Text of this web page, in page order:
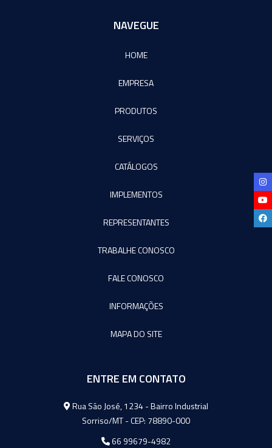
NAVEGUE
HOME
EMPRESA
PRODUTOS
SERVIÇOS
CATÁLOGOS
IMPLEMENTOS
REPRESENTANTES
TRABALHE CONOSCO
FALE CONOSCO
INFORMAÇÕES
MAPA DO SITE
ENTRE EM CONTATO
Agromeq
Rua São José, 1234 - Bairro Industrial
Sorriso/MT - CEP: 78890-000
66 99679-4982